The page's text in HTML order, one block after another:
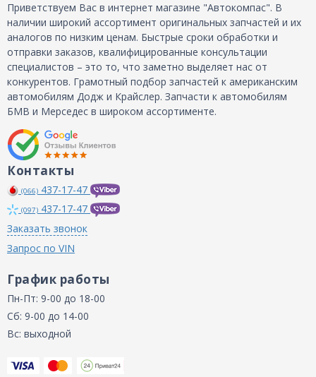
Приветствуем Вас в интернет магазине "Автокомпас". В
наличии широкий ассортимент оригинальных запчастей и их
аналогов по низким ценам. Быстрые сроки обработки и
отправки заказов, квалифицированные консультации
специалистов – это то, что заметно выделяет нас от
конкурентов. Грамотный подбор запчастей к американским
автомобилям Додж и Крайслер. Запчасти к автомобилям
БМВ и Мерседес в широком ассортименте.
Контакты
(066) 437-17-47
(097) 437-17-47
Заказать звонок
Запрос по VIN
График работы
Пн-Пт: 9-00 до 18-00
Сб: 9-00 до 14-00
Вс: выходной